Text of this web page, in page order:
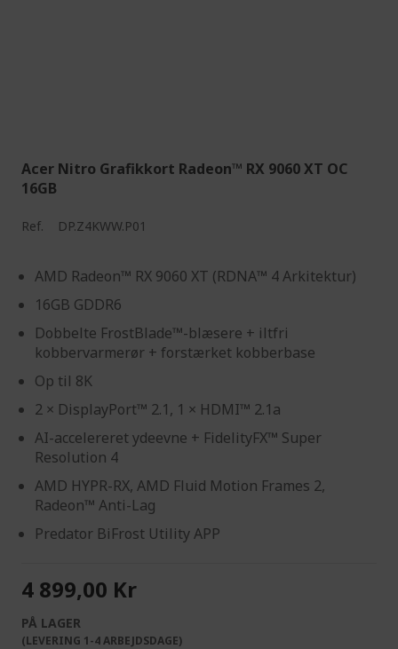
Acer Nitro Grafikkort Radeon™ RX 9060 XT OC
16GB
Ref. DP.Z4KWW.P01
AMD Radeon™ RX 9060 XT (RDNA™ 4 Arkitektur)
16GB GDDR6
Dobbelte FrostBlade™-blæsere + iltfri
kobbervarmerør + forstærket kobberbase
Op til 8K
2 × DisplayPort™ 2.1, 1 × HDMI™ 2.1a
AI-accelereret ydeevne + FidelityFX™ Super
Resolution 4
AMD HYPR-RX, AMD Fluid Motion Frames 2,
Radeon™ Anti-Lag
Predator BiFrost Utility APP
4 899,00 Kr
PÅ LAGER
(LEVERING 1-4 ARBEJDSDAGE)